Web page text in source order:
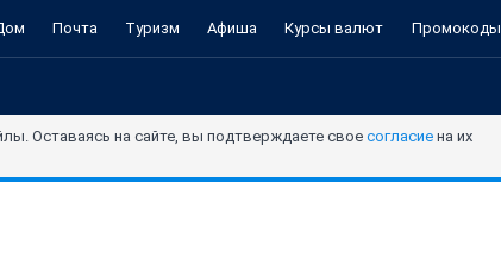
Почта Туризм Афиша Курсы валют Промокоды
Оставаясь на сайте, вы подтверждаете свое согласие на их